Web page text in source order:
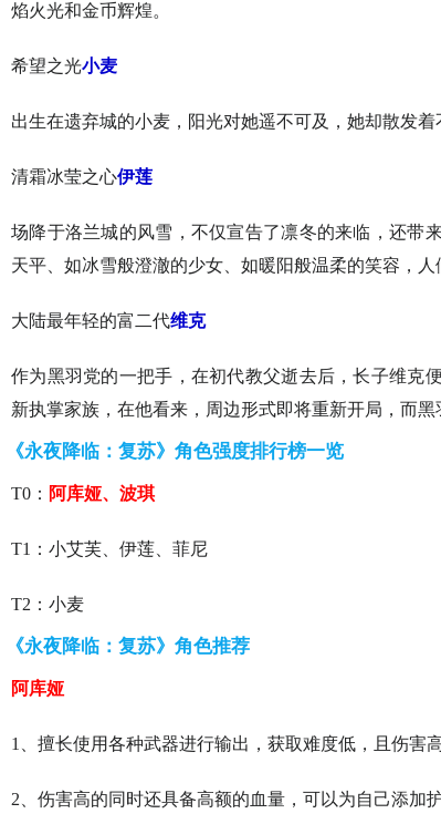
焰火光和金币辉煌。
希望之光小麦
出生在遗弃城的小麦，阳光对她遥不可及，她却散发着
清霜冰莹之心伊莲
场降于洛兰城的风雪，不仅宣告了凛冬的来临，还带
天平、如冰雪般澄澈的少女、如暖阳般温柔的笑容，
大陆最年轻的富二代维克
作为黑羽党的一把手，在初代教父逝去后，长子维克
新执掌家族，在他看来，周边形式即将重新开局，而黑
《永夜降临：复苏》角色强度排行榜一览
T0： 阿库娅、波琪
T1：小艾芙、伊莲、菲尼
T2：小麦
《永夜降临：复苏》角色推荐
阿库娅
1、擅长使用各种武器进行输出，获取难度低，且伤害高
2、伤害高的同时还具备高额的血量，可以为自己添加护